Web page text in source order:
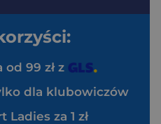
99 zł z
dla klubowiczów
Ladies za 1 zł